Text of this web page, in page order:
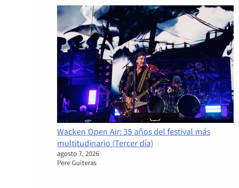
Wacken Open Air: 35 años del festival más
multitudinario (Tercer día)
agosto 7, 2026
Pere Guiteras